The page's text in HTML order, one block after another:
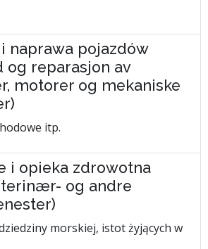
naprawa pojazdów
og reparasjon av
motorer og mekaniske
itp.
i opieka zdrowotna
og andre
morskiej, istot żyjących w